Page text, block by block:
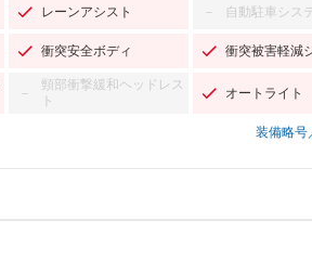
レーンアシスト － 自動駐車シス
衝突安全ボディ 衝突被害軽減
－
頸部衝撃緩和ヘッドレス
ト
オートライト
装備略号